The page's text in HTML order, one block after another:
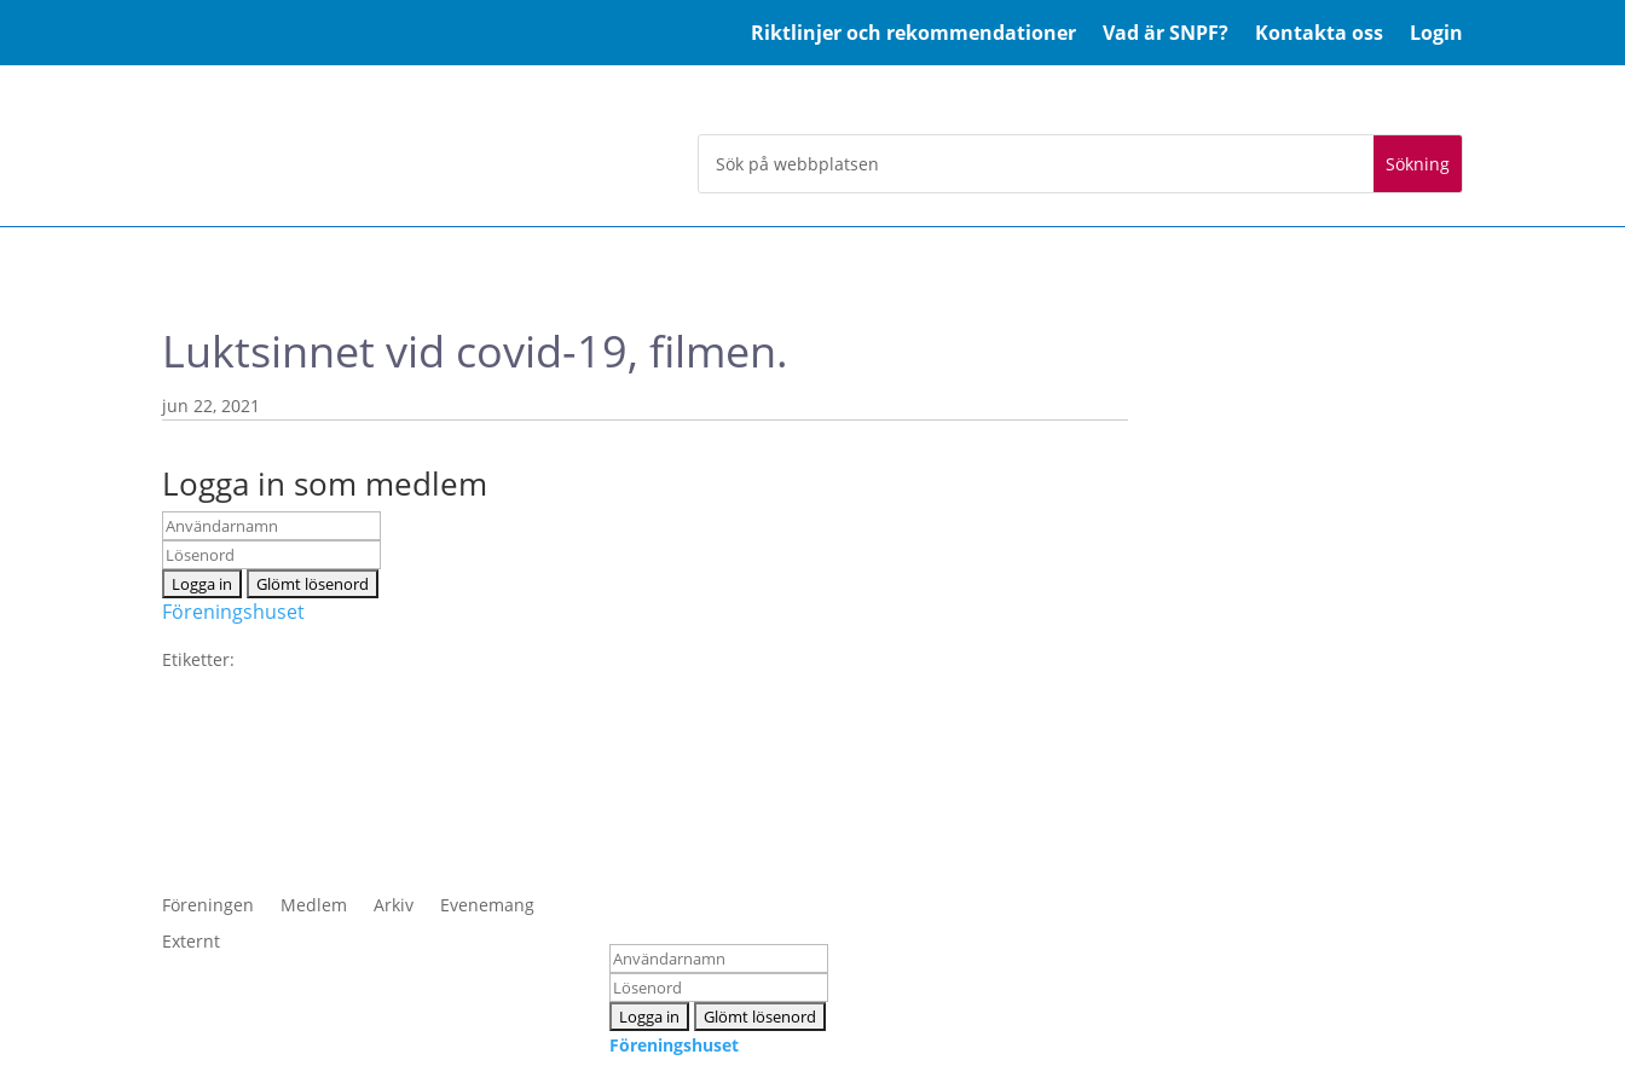
Riktlinjer och rekommendationer Vad är SNPF? Kontakta oss Login
Luktsinnet vid covid-19, filmen.
jun 22, 2021
Logga in som medlem
Föreningshuset
Etiketter:
Föreningen Medlem Arkiv
Evenemang
Externt
Föreningshuset